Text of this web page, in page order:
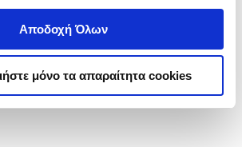
Αποδοχή Όλων
μόνο τα απαραίτητα cookies